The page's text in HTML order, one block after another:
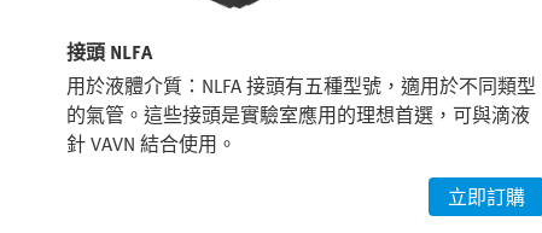
接頭 NLFA
用於液體介質：NLFA 接頭有五種型號，適用於不同類型
的氣管。這些接頭是實驗室應用的理想首選，可與滴液
針 VAVN 結合使用。
立即訂購